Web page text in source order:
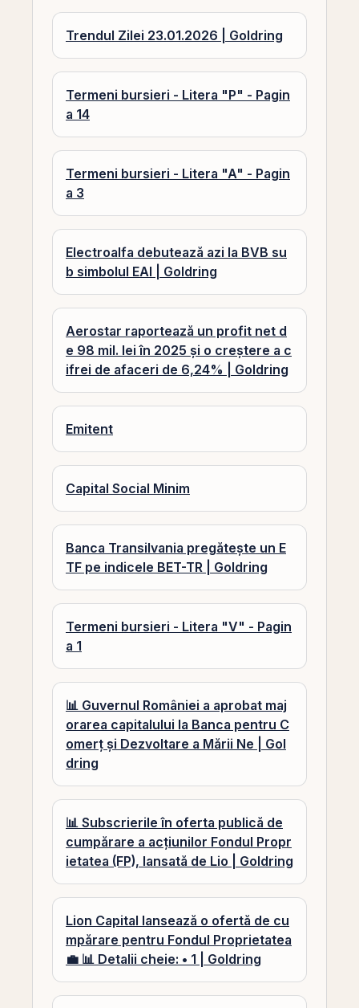
Trendul Zilei 23.01.2026 | Goldring
Termeni bursieri - Litera "P" - Pagin
a 14
Termeni bursieri - Litera "A" - Pagin
a 3
Electroalfa debutează azi la BVB su
b simbolul EAI | Goldring
Aerostar raportează un profit net d
e 98 mil. lei în 2025 și o creștere a c
ifrei de afaceri de 6,24% | Goldring
Emitent
Capital Social Minim
Banca Transilvania pregătește un E
TF pe indicele BET-TR | Goldring
Termeni bursieri - Litera "V" - Pagin
a 1
📊 Guvernul României a aprobat maj
orarea capitalului la Banca pentru C
omerț și Dezvoltare a Mării Ne | Gol
dring
📊 Subscrierile în oferta publică de
cumpărare a acțiunilor Fondul Propr
ietatea (FP), lansată de Lio | Goldring
Lion Capital lansează o ofertă de cu
mpărare pentru Fondul Proprietatea
💼 📊 Detalii cheie: • 1 | Goldring